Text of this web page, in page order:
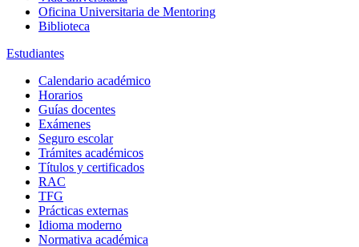
Oficina Universitaria de Mentoring
Biblioteca
Estudiantes
Calendario académico
Horarios
Guías docentes
Exámenes
Seguro escolar
Trámites académicos
Títulos y certificados
RAC
TFG
Prácticas externas
Idioma moderno
Normativa académica